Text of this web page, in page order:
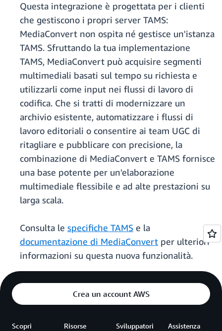
Questa integrazione è progettata per i clienti
che gestiscono i propri server TAMS:
MediaConvert non ospita né gestisce un'istanza
TAMS. Sfruttando la tua implementazione
TAMS, MediaConvert può acquisire segmenti
multimediali basati sul tempo su richiesta e
utilizzarli come input nei flussi di lavoro di
codifica. Che si tratti di modernizzare un
archivio esistente, automatizzare i flussi di
lavoro editoriali o consentire ai team UGC di
ritagliare e pubblicare con precisione, la
combinazione di MediaConvert e TAMS fornisce
una base potente per un'elaborazione
multimediale flessibile e ad alte prestazioni su
larga scala.
Consulta le specifiche TAMS e la
documentazione di MediaConvert per ulteriori
informazioni su questa nuova funzionalità.
Crea un account AWS
Scopri Risorse Sviluppatori Assistenza